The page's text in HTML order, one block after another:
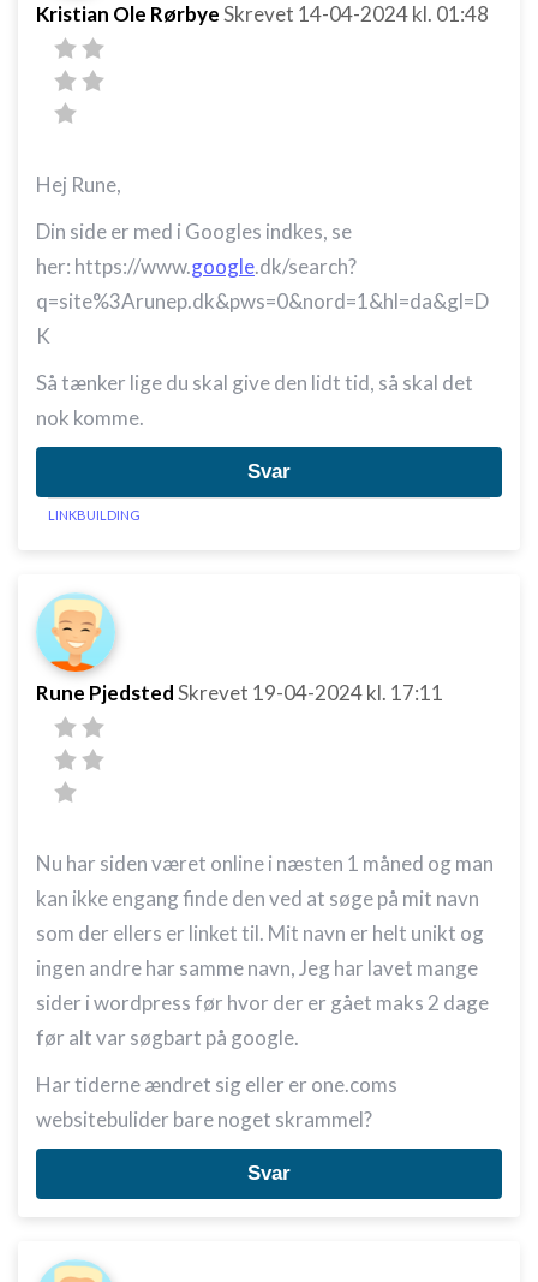
Kristian Ole RørbyeSkrevet 14-04-2024kl. 01:48
Hej Rune,
Din side er med i Googles indkes, se
her: https://www.google.dk/search?
q=site%3Arunep.dk&pws=0&nord=1&hl=da&gl=D
K
Så tænker lige du skal give den lidt tid, så skal det
nok komme.
Svar
LINKBUILDING
Rune PjedstedSkrevet 19-04-2024kl. 17:11
Nu har siden været online i næsten 1 måned og man
kan ikke engang finde den ved at søge på mit navn
som der ellers er linket til. Mit navn er helt unikt og
ingen andre har samme navn, Jeg har lavet mange
sider i wordpress før hvor der er gået maks 2 dage
før alt var søgbart på google.
Har tiderne ændret sig eller er one.coms
websitebulider bare noget skrammel?
Svar